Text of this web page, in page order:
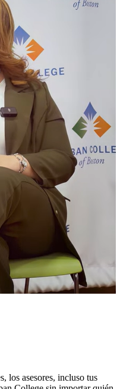
los asesores, incluso tus